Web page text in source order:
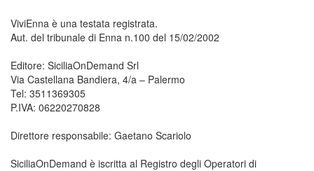
ViviEnna è una testata registrata.
Aut. del tribunale di Enna n.100 del 15/02/2002
Editore: SiciliaOnDemand Srl
Via Castellana Bandiera, 4/a – Palermo
Tel: 3511369305
P.IVA: 06220270828
Direttore responsabile: Gaetano Scariolo
SiciliaOnDemand è iscritta al Registro degli Operatori di